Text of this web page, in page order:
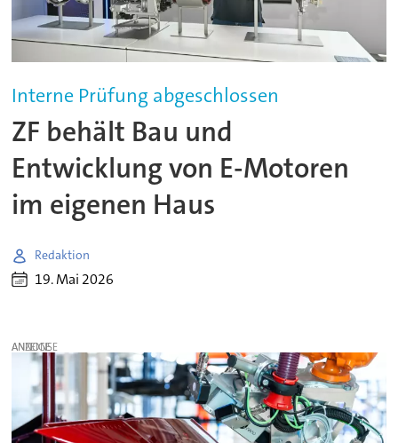
Interne Prüfung abgeschlossen
ZF behält Bau und
Entwicklung von E-Motoren
im eigenen Haus
Redaktion
19. Mai 2026
ANZEIGE